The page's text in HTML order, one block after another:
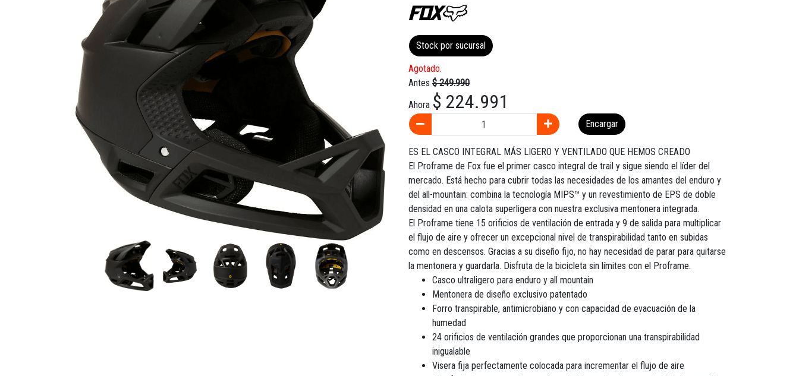
Stock por sucursal
Agotado.
Antes $ 249.990
Ahora $ 224.991
Encargar
ES EL CASCO INTEGRAL MÁS LIGERO Y VENTILADO QUE HEMOS CREADO
El Proframe de Fox fue el primer casco integral de trail y sigue siendo el líder del
mercado. Está hecho para cubrir todas las necesidades de los amantes del enduro y
del all-mountain: combina la tecnología MIPS™ y un revestimiento de EPS de doble
densidad en una calota superligera con nuestra exclusiva mentonera integrada.
El Proframe tiene 15 orificios de ventilación de entrada y 9 de salida para multiplicar
el flujo de aire y ofrecer un excepcional nivel de transpirabilidad tanto en subidas
como en descensos. Gracias a su diseño fijo, no hay necesidad de parar para quitarse
la mentonera y guardarla. Disfruta de la bicicleta sin límites con el Proframe.
Casco ultraligero para enduro y all mountain
Mentonera de diseño exclusivo patentado
Forro transpirable, antimicrobiano y con capacidad de evacuación de la
humedad
24 orificios de ventilación grandes que proporcionan una transpirabilidad
inigualable
Visera fija perfectamente colocada para incrementar el flujo de aire